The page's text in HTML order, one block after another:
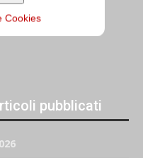
Cookies
pubblicati